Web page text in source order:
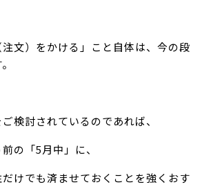
文）をかける」こと自体は、今の段
検討されているのであれば、
の「5月中」に、
けでも済ませておくことを強くおす